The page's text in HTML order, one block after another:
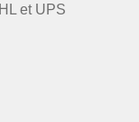
et UPS